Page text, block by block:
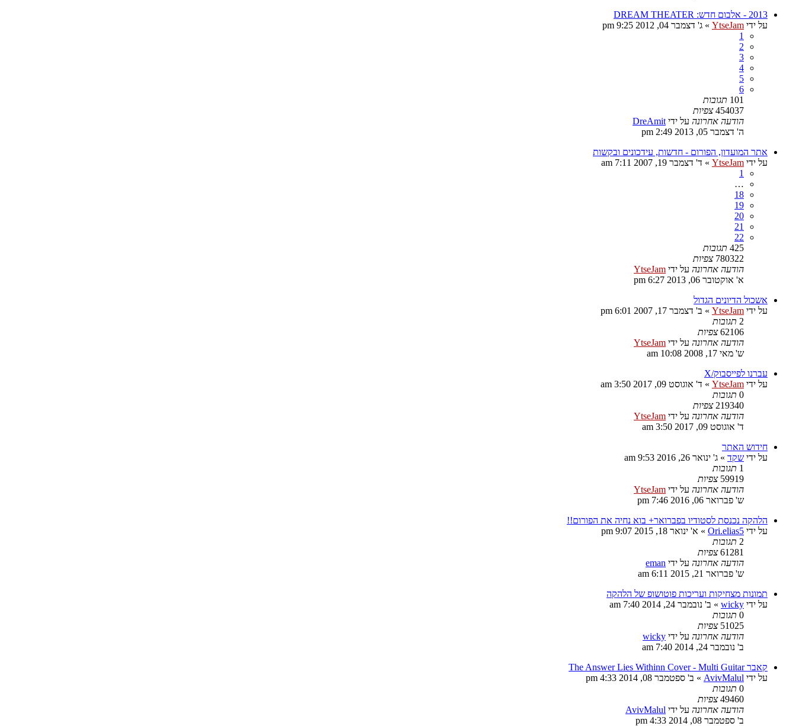
2013 - אלבום חדש: DREAM THEATER
על ידי YtseJam
» ג' דצמבר 04, 2012 9:25 pm
1
2
3
4
5
6
101 תגובות
454037 צפיות
הודעה אחרונה על ידי DreAmit
ה' דצמבר 05, 2013 2:49 pm
אתר המועדון, הפורום - חדשות, עידכונים ובקשות
על ידי YtseJam
» ד' דצמבר 19, 2007 7:11 am
1
…
18
19
20
21
22
425 תגובות
780322 צפיות
הודעה אחרונה על ידי YtseJam
א' אוקטובר 06, 2013 6:27 pm
אשכול הדיונים הגדול
על ידי YtseJam
» ב' דצמבר 17, 2007 6:01 pm
2 תגובות
62106 צפיות
הודעה אחרונה על ידי YtseJam
ש' מאי 17, 2008 10:08 am
עברנו לפייסבוק/X
על ידי YtseJam
» ד' אוגוסט 09, 2017 3:50 am
0 תגובות
219340 צפיות
הודעה אחרונה על ידי YtseJam
ד' אוגוסט 09, 2017 3:50 am
חידוש האתר
על ידי שקד » ג' ינואר 26, 2016 9:53 am
1 תגובות
59919 צפיות
הודעה אחרונה על ידי YtseJam
ש' פברואר 06, 2016 7:46 pm
הלהקה נכנסת לסטודיו בפברואר+ בוא נחיה את הפורום!!
על ידי Ori.elias5
» א' ינואר 18, 2015 9:07 pm
2 תגובות
61281 צפיות
הודעה אחרונה על ידי eman
ש' פברואר 21, 2015 6:11 am
תמונות מצחיקות ועריכות פוטושופ של הלהקה
על ידי wicky
» ב' נובמבר 24, 2014 7:40 am
0 תגובות
51025 צפיות
הודעה אחרונה על ידי wicky
ב' נובמבר 24, 2014 7:40 am
קאבר The Answer Lies Withinn Cover - Multi Guitar
על ידי AvivMalul
» ב' ספטמבר 08, 2014 4:33 pm
0 תגובות
49460 צפיות
הודעה אחרונה על ידי AvivMalul
ב' ספטמבר 08, 2014 4:33 pm